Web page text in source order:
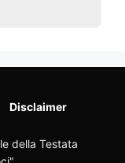
Disclaimer
della Testata